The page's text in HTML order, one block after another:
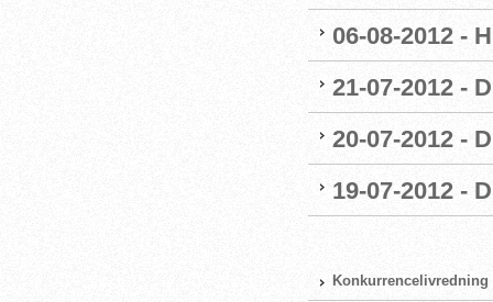
06-08-2012 -
21-07-2012 -
20-07-2012 -
19-07-2012 -
Konkurrencelivredning